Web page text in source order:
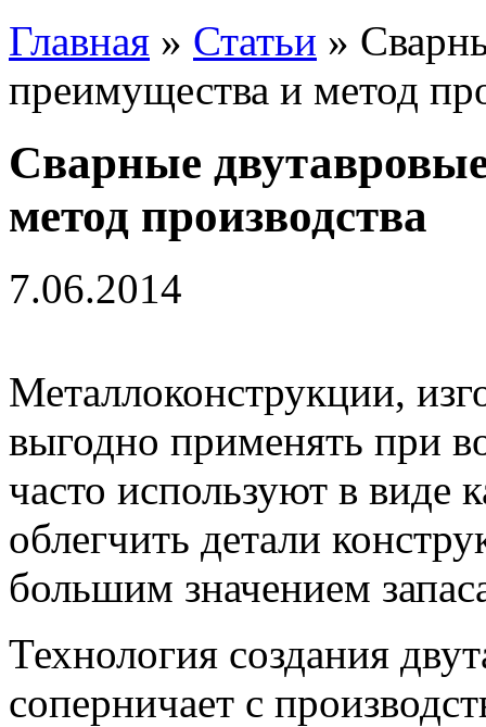
Главная » Статьи »
преимущества и метод
Сварные
метод производства
7.06.2014
Металлоконструкции,
выгодно применять при
часто используют в виде
облегчить детали
большим значением
Технология создания
соперничает с